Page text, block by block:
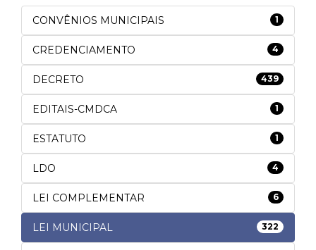
CONVÊNIOS MUNICIPAIS 1
CREDENCIAMENTO 4
DECRETO 439
EDITAIS-CMDCA 1
ESTATUTO 1
LDO 4
LEI COMPLEMENTAR 6
LEI MUNICIPAL 322